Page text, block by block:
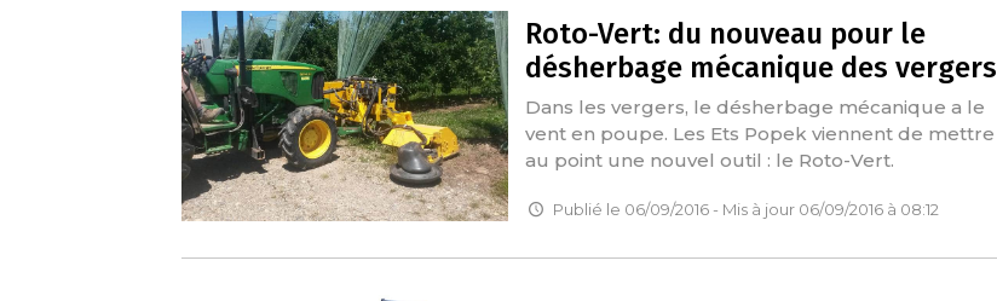
Roto-Vert: du nouveau pour le
désherbage mécanique des vergers
Dans les vergers, le désherbage mécanique a le
vent en poupe. Les Ets Popek viennent de mettre
au point une nouvel outil : le Roto-Vert.
Publié le 06/09/2016 - Mis à jour 06/09/2016 à 08:12